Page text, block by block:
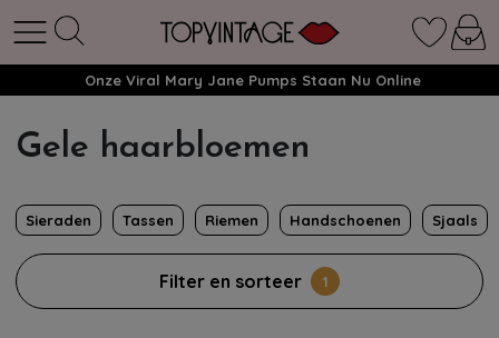
Onze Viral Mary Jane Pumps Staan Nu Online
Gele haarbloemen
Sieraden Tassen Riemen Handschoenen Sjaals
Filter en sorteer 1